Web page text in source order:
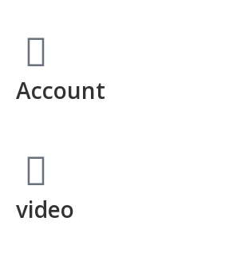
Account
video